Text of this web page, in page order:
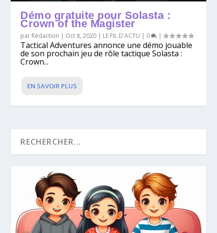
Démo gratuite pour Solasta :
Crown of the Magister
par Rédaction | Oct 8, 2020 | LE FIL D'ACTU | 0 |
Tactical Adventures annonce une démo jouable
de son prochain jeu de rôle tactique Solasta :
Crown...
EN SAVOIR PLUS